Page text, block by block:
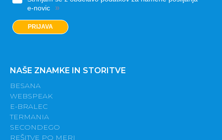
e-novic
»
PRIJAVA
NAŠE ZNAMKE IN STORITVE
BESANA
WEBSPEAK
E-BRALEC
TERMANIA
SECONDEGO
REŠITVE PO MERI